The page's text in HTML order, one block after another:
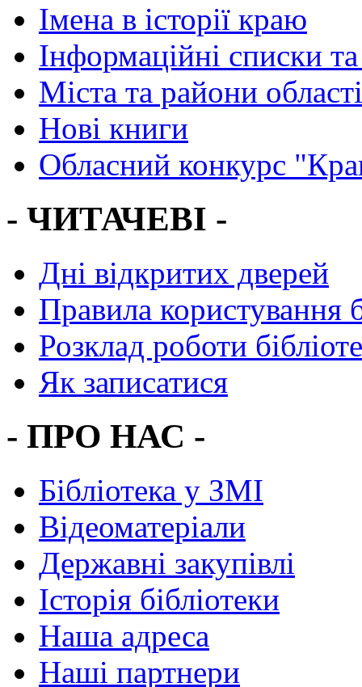
Імена в історії краю
Інформаційні списки
Міста та райони області
Нові книги
Обласний конкурс
- ЧИТАЧЕВІ -
Дні відкритих дверей
Правила користування
Розклад роботи
Як записатися
- ПРО НАС -
Бібліотека у ЗМІ
Відеоматеріали
Державні закупівлі
Історія бібліотеки
Наша адреса
Наші партнери